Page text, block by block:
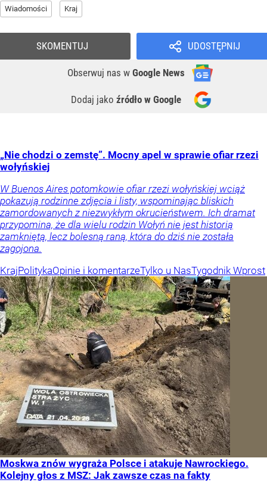
Wiadomości Kraj
UDOSTĘPNIJ
Obserwuj nas w Google News
Dodaj jako źródło w Google
SKOMENTUJ
„Nie chodzi o zemstę”. Mocny apel w sprawie ofiar rzezi
wołyńskiej
W Buenos Aires potomkowie ofiar rzezi wołyńskiej wciąż
pokazują rodzinne zdjęcia i listy, wspominając bliskich
zamordowanych z niezwykłym okrucieństwem. Ich dramat
przypomina, że dla wielu rodzin Wołyń nie jest historią
zamkniętą, lecz bolesną raną, która do dziś nie została
zagojona.
KrajPolitykaOpinie i komentarzeTylko u NasTygodnik Wprost
Moskwa znów wygraża Polsce i atakuje Nawrockiego.
Kolejny głos z MSZ: Jak zawsze czas na fakty